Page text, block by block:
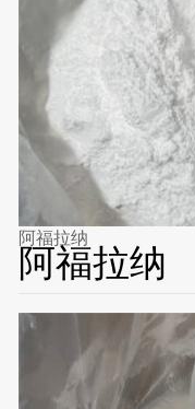
阿福拉纳
阿福拉纳